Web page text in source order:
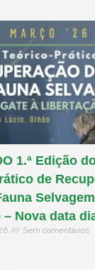
1.ª Edição
de
– Nova data
Sem comentários